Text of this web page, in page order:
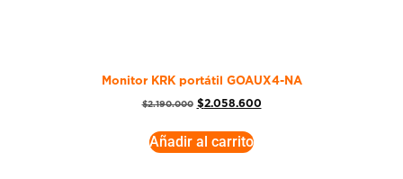
Monitor KRK portátil GOAUX4-NA
$2.190.000 $2.058.600
Añadir al carrito